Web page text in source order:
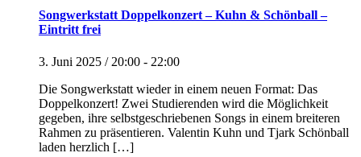
Songwerkstatt Doppelkonzert – Kuhn & Schönball –
Eintritt frei
3. Juni 2025 / 20:00 - 22:00
Die Songwerkstatt wieder in einem neuen Format: Das
Doppelkonzert! Zwei Studierenden wird die Möglichkeit
gegeben, ihre selbstgeschriebenen Songs in einem breiteren
Rahmen zu präsentieren. Valentin Kuhn und Tjark Schönball
laden herzlich […]